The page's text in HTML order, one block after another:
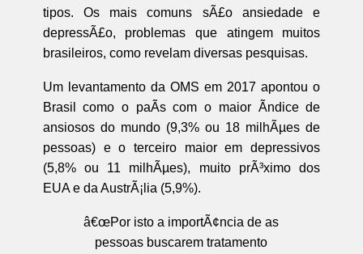
tipos. Os mais comuns sÃ£o ansiedade e
depressÃ£o, problemas que atingem muitos
brasileiros, como revelam diversas pesquisas.
Um levantamento da OMS em 2017 apontou o
Brasil como o paÃ­s com o maior Ã­ndice de
ansiosos do mundo (9,3% ou 18 milhÃµes de
pessoas) e o terceiro maior em depressivos
(5,8% ou 11 milhÃµes), muito prÃ³ximo dos
EUA e da AustrÃ¡lia (5,9%).
â€œPor isto a importÃ¢ncia de as
pessoas buscarem tratamento